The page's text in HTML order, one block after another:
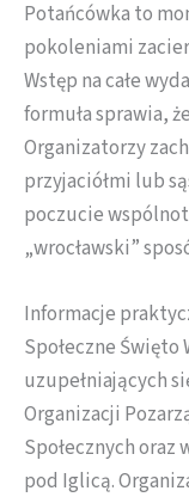
Potańcówka to
pokoleniami
Wstęp na całe
formuła sprawia,
Organizatorzy
przyjaciółmi lub
poczucie
„wrocławski”
Informacje
Społeczne Święto
uzupełniających
Organizacji
Społecznych oraz
pod Iglicą.